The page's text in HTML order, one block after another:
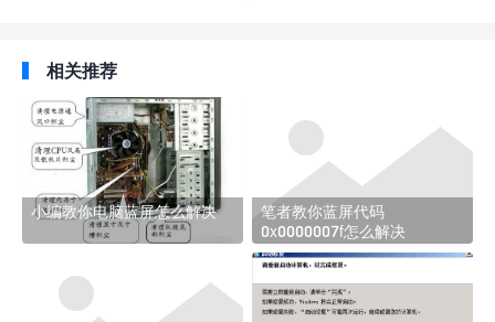
相关推荐
小编教你电脑蓝屏怎么解决
笔者教你蓝屏代码
0x0000007f怎么解决